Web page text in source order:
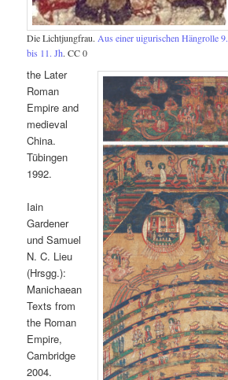
Die Lichtjungfrau.Aus einer uigurischen Hängrolle 9.
bis 11. Jh. CC 0
the Later
Roman
Empire and
medieval
China.
Tübingen
1992.
Iain
Gardener
und Samuel
N. C. Lieu
(Hrsgg.):
Manichaean
Texts from
the Roman
Empire,
Cambridge
2004.